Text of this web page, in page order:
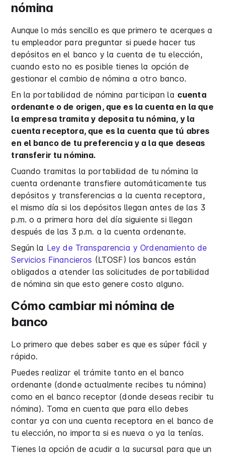
nómina
Aunque lo más sencillo es que primero te acerques a
tu empleador para preguntar si puede hacer tus
depósitos en el banco y la cuenta de tu elección,
cuando esto no es posible tienes la opción de
gestionar el cambio de nómina a otro banco.
En la portabilidad de nómina participan la cuenta
ordenante o de origen, que es la cuenta en la que
la empresa tramita y deposita tu nómina, y la
cuenta receptora, que es la cuenta que tú abres
en el banco de tu preferencia y a la que deseas
transferir tu nómina.
Cuando tramitas la portabilidad de tu nómina la
cuenta ordenante transfiere automáticamente tus
depósitos y transferencias a la cuenta receptora,
el mismo día si los depósitos llegan antes de las 3
p.m. o a primera hora del día siguiente si llegan
después de las 3 p.m. a la cuenta ordenante.
Según la Ley de Transparencia y Ordenamiento de
Servicios Financieros (LTOSF) los bancos están
obligados a atender las solicitudes de portabilidad
de nómina sin que esto genere costo alguno.
Cómo cambiar mi nómina de
banco
Lo primero que debes saber es que es súper fácil y
rápido.
Puedes realizar el trámite tanto en el banco
ordenante (donde actualmente recibes tu nómina)
como en el banco receptor (donde deseas recibir tu
nómina). Toma en cuenta que para ello debes
contar ya con una cuenta receptora en el banco de
tu elección, no importa si es nueva o ya la tenías.
Tienes la opción de acudir a la sucursal para que un